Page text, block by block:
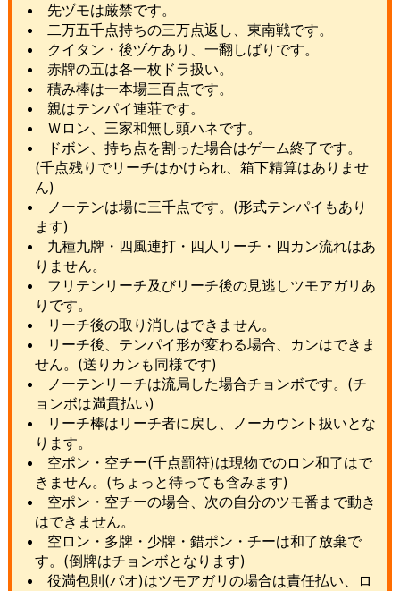
先ヅモは厳禁です。
二万五千点持ちの三万点返し、東南戦です。
クイタン・後ヅケあり、一翻しばりです。
赤牌の五は各一枚ドラ扱い。
積み棒は一本場三百点です。
親はテンパイ連荘です。
Ｗロン、三家和無し頭ハネです。
ドボン、持ち点を割った場合はゲーム終了です。
(千点残りでリーチはかけられ、箱下精算はありませ
ん)
ノーテンは場に三千点です。(形式テンパイもあり
ます)
九種九牌・四風連打・四人リーチ・四カン流れはあ
りません。
フリテンリーチ及びリーチ後の見逃しツモアガリあ
りです。
リーチ後の取り消しはできません。
リーチ後、テンパイ形が変わる場合、カンはできま
せん。(送りカンも同様です)
ノーテンリーチは流局した場合チョンボです。(チ
ョンボは満貫払い)
リーチ棒はリーチ者に戻し、ノーカウント扱いとな
ります。
空ポン・空チー(千点罰符)は現物でのロン和了はで
きません。(ちょっと待っても含みます)
空ポン・空チーの場合、次の自分のツモ番まで動き
はできません。
空ロン・多牌・少牌・錯ポン・チーは和了放棄で
す。(倒牌はチョンボとなります)
役満包則(パオ)はツモアガリの場合は責任払い、ロ